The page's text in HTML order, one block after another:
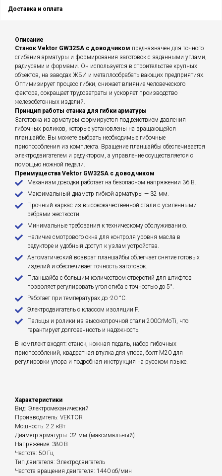
Доставка и оплата
Описание
Станок Vektor GW32SA с доводчиком предназначен для точного
сгибания арматуры и формирования заготовок с заданными углами,
радиусами и формами. Он используется в строительстве крупных
объектов, на заводах ЖБИ и металлообрабатывающих предприятиях.
Оптимизирует процесс гибки, снижает влияние человеческого
фактора, сокращает трудозатраты и ускоряет производство
железобетонных изделий.
Принцип работы станка для гибки арматуры
Заготовка из арматуры формируется под действием давления
гибочных роликов, которые установлены на вращающейся
планшайбе. Вы можете выбрать необходимые гибочные
приспособления из комплекта. Вращение планшайбы обеспечивается
электродвигателем и редуктором, а управление осуществляется с
помощью ножной педали.
Преимущества Vektor GW32SA с доводчиком
Механизм доводки работает на безопасном напряжении 36 В.
Максимальный диаметр гибкой арматуры — 32 мм.
Прочный каркас из высококачественной стали с усиленными
ребрами жесткости.
Минимальные требования к техническому обслуживанию.
Наличие смотрового окна для контроля уровня масла в
редукторе и удобный доступ к узлам устройства.
Автоматический возврат планшайбы облегчает снятие готовых
изделий и обеспечивает точность заготовок.
Планшайба с большим количеством отверстий для штифтов
позволяет регулировать угол сгиба с точностью до 5°.
Работает при температурах до -20 °C.
Электродвигатель с классом изоляции F.
Пальцы и ролики из высокопрочной стали 200CrMoTi, что
гарантирует долговечность и надежность.
В комплект входят: станок, ножная педаль, набор гибочных
приспособлений, квадратная втулка для упора, болт М20 для
регулировки упора и подробная инструкция на русском языке.
Характеристики
Вид: Электромеханический
Производитель: VEKTOR
Мощность: 2.2 кВт
Диаметр арматуры: 32 мм (максимальный)
Напряжение: 380 В
Частота: 50 Гц
Тип двигателя: Электродвигатель
Частота вращения двигателя: 1440 об/мин